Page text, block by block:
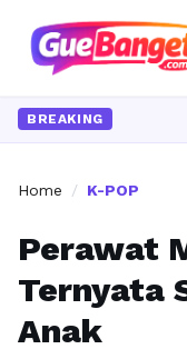
BREAKING
Home / K-POP
Perawat
Ternyata
Anak